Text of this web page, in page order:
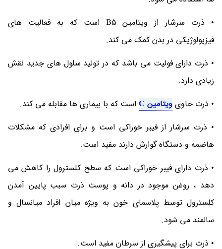
• ذرت سرشار از ویتامین B٥ است که به فعالیت های
فیزیولوژیکی در بدن کمک می کند.
• ذرت دارای فولیت می باشد که در تولید سلول های جدید نقش
زیادی دارد.
• ذرت حاوی ویتامین C
است که با بیماری ها مقابله می کند.
• ذرت سرشار از فیبر خوراکی است و برای افرادی که مشکلات
هاضمه و دستگاه گوارش دارند مفید است.
• ذرت دارای فیبر خوراکی است که سطح کلسترول را کاهش می
دهد ، روغن موجود در دانه و پوست ذرت سبب پایین آمدن
کلسترول توسط پلاسمای خون به ویژه میان افراد میانسال و
سالمند می شود.
• ذرت برای پیشگیری از سرطان مفید است.